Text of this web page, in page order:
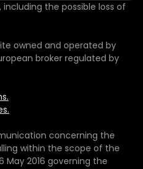
the possible loss of
owned and operated by
broker regulated by
concerning the
within the scope of the
May 2016 governing the